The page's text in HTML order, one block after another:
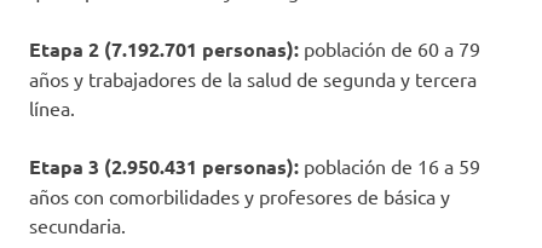
Etapa 2 (7.192.701 personas): población de 60 a 79
años y trabajadores de la salud de segunda y tercera
línea.
Etapa 3 (2.950.431 personas): población de 16 a 59
años con comorbilidades y profesores de básica y
secundaria.